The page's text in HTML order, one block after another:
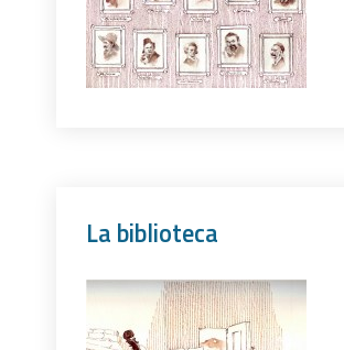
La biblioteca